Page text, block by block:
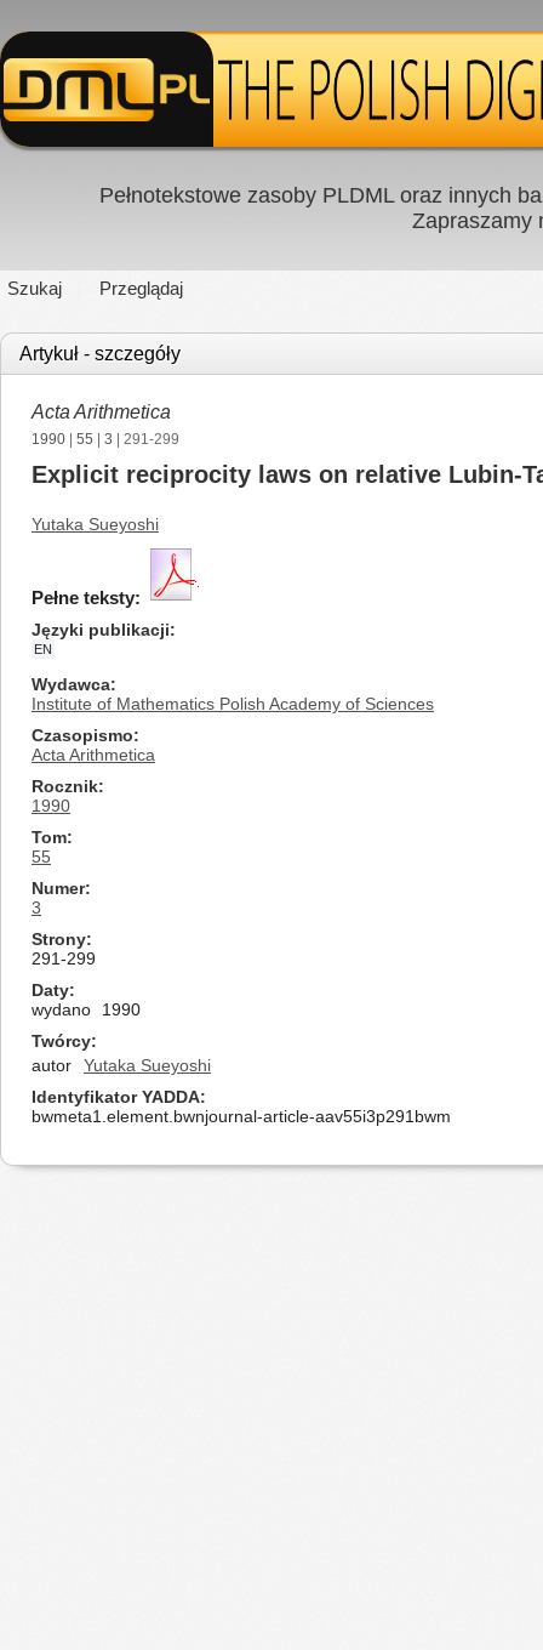
Pełnotekstowe zasoby PLDML oraz innych
Zapraszamy
Szukaj Przeglądaj
Artykuł - szczegóły
Acta Arithmetica
1990 55 3 | 291-299
Explicit reciprocity laws on relative Lubin-
Yutaka Sueyoshi
Pełne teksty:
Języki publikacji
EN
Wydawca
Institute of Mathematics Polish Academy of Sciences
Czasopismo
Acta Arithmetica
Rocznik
1990
Tom
55
Numer
3
Strony
291-299
Daty
wydano
1990
Twórcy
autor
Yutaka Sueyoshi
Identyfikator YADDA
bwmeta1.element.bwnjournal-article-aav55i3p291bwm